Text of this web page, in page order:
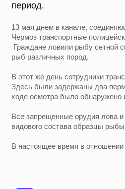
период.
13 мая днем в канале,
Чермоз транспортные
Граждане ловили рыбу сетной
рыб различных пород.
В этот же день сотрудники
Здесь были задержаны два
ходе осмотра было обнаружено
Все запрещенные орудия лова
видового состава образцы
В настоящее время в